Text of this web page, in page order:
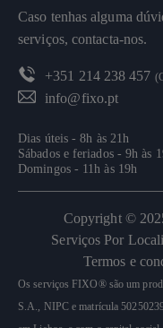
Caso tenhas alguma
serviços, contacta-nos.
+351 214 238 457
info@fixo.pt
Dias úteis - 8h às 21h
Sábados e feriados - 9h às
Domingos - 11h às 19h
Copyright ©
Serviços Por
Termos e
Os serviços FIXO® são um
S.A., NIPC e matrícula